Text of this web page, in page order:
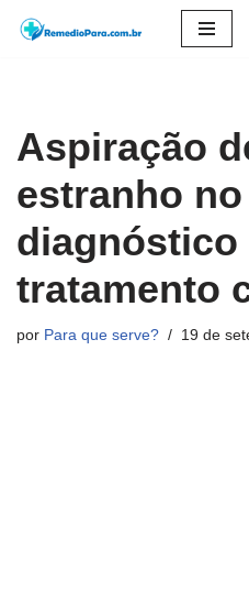
conteúdo
Aspiração
estranho
diagnóstico
tratamento
por Para que serve? 19 de